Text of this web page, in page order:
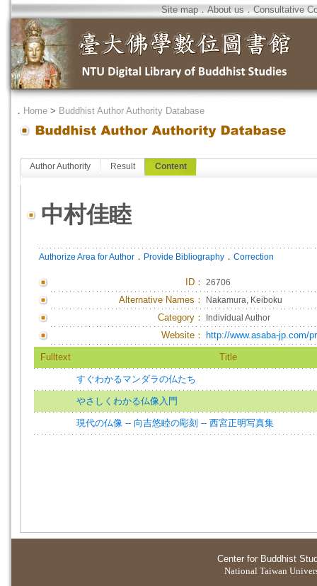
Site map．About us．Consultative
． Home > Buddhist Author Authority Database
Author Authority Result Content
中村佳睦
Authorize Area for Author ． Provide Bibliography ． Correction
ID ： 26706
Alternative Names： Nakamura, Keiboku
Category： Individual Author
Website： http://www.asaba-jp.com/
Fulltext Title
すぐわかるマンダラの仏たち
やさしくわかる仏像入門
現代の仏像 -- 向吉悠睦の彫刻 -- 西宮正明写真集
Center for Buddhist
National Taiwan